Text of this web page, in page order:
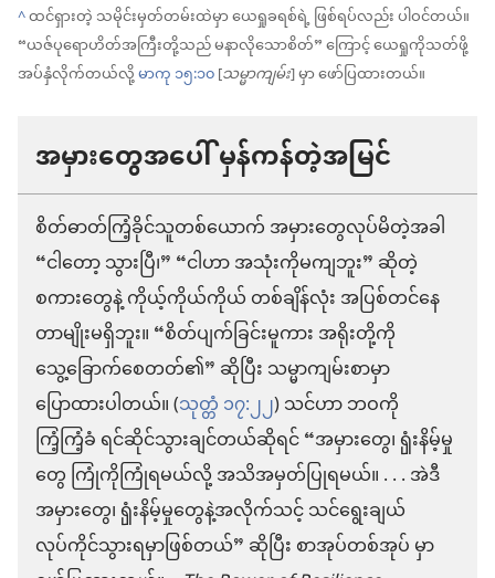
^ထင်ရှားတဲ့ သမိုင်းမှတ်တမ်းထဲမှာ ယေရှုခရစ်ရဲ့ ဖြစ်ရပ်လည်း ပါဝင်တယ်။
“ယဇ်ပုရောဟိတ်အကြီးတို့သည် မနာလိုသောစိတ်” ကြောင့် ယေရှုကိုသတ်ဖို့
အပ်နှံလိုက်တယ်လို့မာကု ၁၅:၁၀[သမ္မာကျမ်း] မှာ ဖော်ပြထားတယ်။
အမှားတွေအပေါ် မှန်ကန်တဲ့အမြင်
စိတ်ဓာတ်ကြံ့ခိုင်သူတစ်ယောက် အမှားတွေလုပ်မိတဲ့အခါ
“ငါတော့ သွားပြီ၊” “ငါဟာ အသုံးကိုမကျဘူး” ဆိုတဲ့
စကားတွေနဲ့ ကိုယ့်ကိုယ်ကိုယ် တစ်ချိန်လုံး အပြစ်တင်နေ
တာမျိုးမရှိဘူး။ “စိတ်ပျက်ခြင်းမူကား အရိုးတို့ကို
သွေ့ခြောက်စေတတ်၏” ဆိုပြီး သမ္မာကျမ်းစာမှာ
ပြောထားပါတယ်။ (သုတ္တံ ၁၇:၂၂) သင်ဟာ ဘဝကို
ကြံ့ကြံ့ခံ ရင်ဆိုင်သွားချင်တယ်ဆိုရင် “အမှားတွေ၊ ၡုံးနိမ့်မှု
တွေ ကြုံကိုကြုံရမယ်လို့ အသိအမှတ်ပြုရမယ်။ . . . အဲဒီ
အမှားတွေ၊ ၡုံးနိမ့်မှုတွေနဲ့အလိုက်သင့် သင်ရွေးချယ်
လုပ်ကိုင်သွားရမှာဖြစ်တယ်” ဆိုပြီး စာအုပ်တစ်အုပ် မှာ